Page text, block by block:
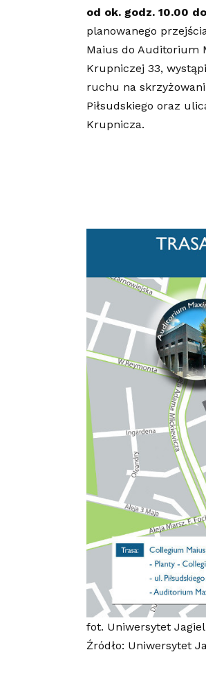
od ok. godz. 10.00
planowanego
Maius do Auditorium
Krupniczej 33,
ruchu na
Piłsudskiego oraz
Krupnicza.
fot. Uniwersytet
Źródło: Uniwersytet